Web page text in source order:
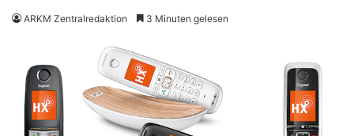
ARKM Zentralredaktion 3 Minuten gelesen